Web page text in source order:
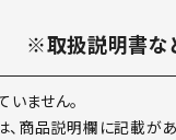
※取扱説明書な
ません。
商品説明欄に記載が